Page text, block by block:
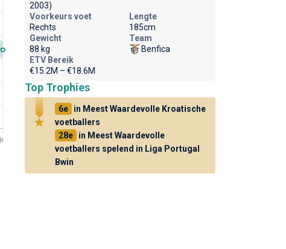
2003)
Voorkeurs voet
Rechts
Lengte
185cm
Gewicht
88 kg
Team
Benfica
ETV Bereik
€15.2M – €18.6M
Top Trophies
6e
in Meest Waardevolle Kroatische
voetballers
28e
in Meest Waardevolle
voetballers spelend in Liga Portugal
Bwin